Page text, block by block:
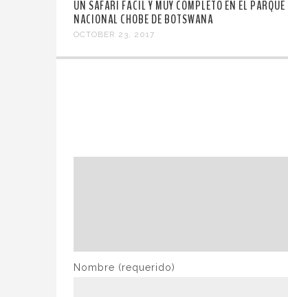
UN SAFARI FÁCIL Y MUY COMPLETO EN EL PARQUE
NACIONAL CHOBE DE BOTSWANA
OCTOBER 23, 2017
Nombre (requerido)